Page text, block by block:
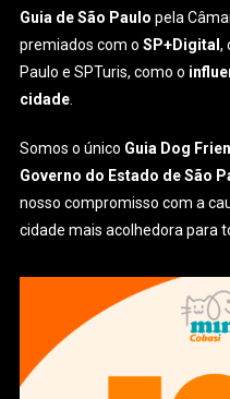
Guia de São Paulo pela
premiados com oSP+Digital,
Paulo e SPTuris, como o
cidade
Somos o único Guia Dog
Governo do Estado de São
nosso compromisso com a
cidade mais acolhedora para